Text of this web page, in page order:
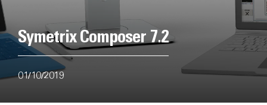
Symetrix Composer 7.2
01/10/2019